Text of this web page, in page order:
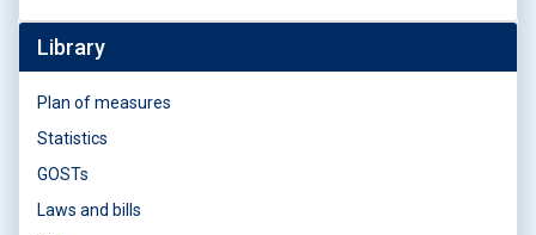
Library
Plan of measures
Statistics
GOSTs
Laws and bills